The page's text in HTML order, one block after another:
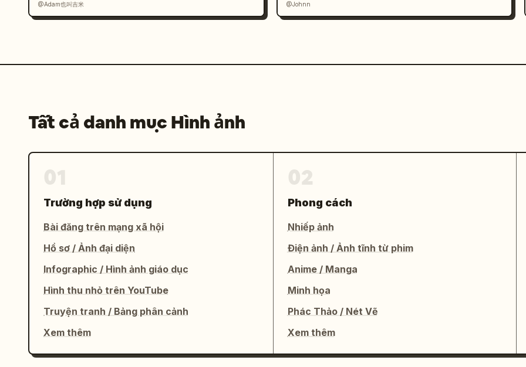
@Adam也叫吉米 @Johnn
Tất cả danh mục Hình ảnh
Trường hợp sử dụng
Bài đăng trên mạng xã hội
Hồ sơ / Ảnh đại diện
Infographic / Hình ảnh giáo dục
Hình thu nhỏ trên YouTube
Truyện tranh / Bảng phân cảnh
Xem thêm
Phong cách
Nhiếp ảnh
Điện ảnh / Ảnh tĩnh từ phim
Anime / Manga
Minh họa
Phác Thảo / Nét Vẽ
Xem thêm